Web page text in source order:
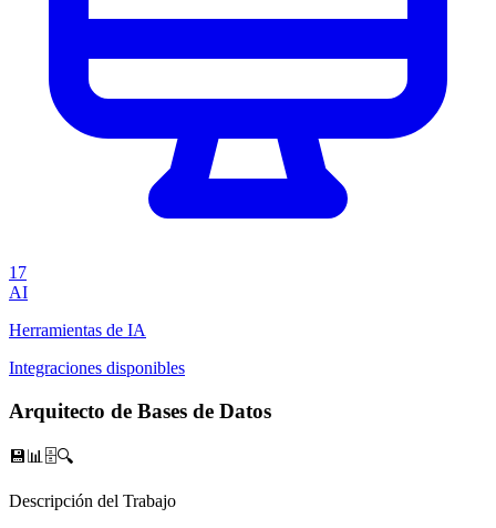
17
AI
Herramientas de IA
Integraciones disponibles
Arquitecto de Bases de Datos
💾📊🗄️🔍
Descripción del Trabajo